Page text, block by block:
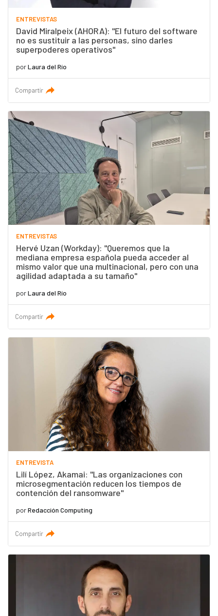
ENTREVISTAS
David Miralpeix (AHORA): "El futuro del software
no es sustituir a las personas, sino darles
superpoderes operativos"
porLaura del Río
Compartir
ENTREVISTAS
Hervé Uzan (Workday): "Queremos que la
mediana empresa española pueda acceder al
mismo valor que una multinacional, pero con una
agilidad adaptada a su tamaño"
porLaura del Río
Compartir
ENTREVISTA
Lilí López, Akamai: "Las organizaciones con
microsegmentación reducen los tiempos de
contención del ransomware"
porRedacción Computing
Compartir